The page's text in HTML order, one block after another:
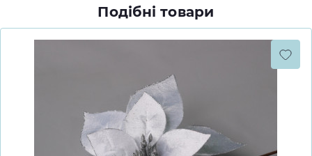
Подібні товари